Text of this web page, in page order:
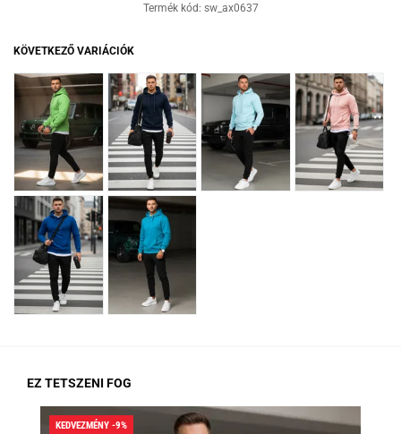
Termék kód: sw_ax0637
KÖVETKEZŐ VARIÁCIÓK
EZ TETSZENI FOG
KEDVEZMÉNY -9%